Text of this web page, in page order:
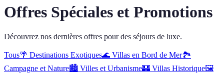
Offres Spéciales et Promotions
Découvrez nos dernières offres pour des séjours de luxe.
Tous🌴 Destinations Exotiques🌊 Villas en Bord de Mer🏞️
Campagne et Nature🏙️ Villes et Urbanisme🏰 Villas Historique🖼️